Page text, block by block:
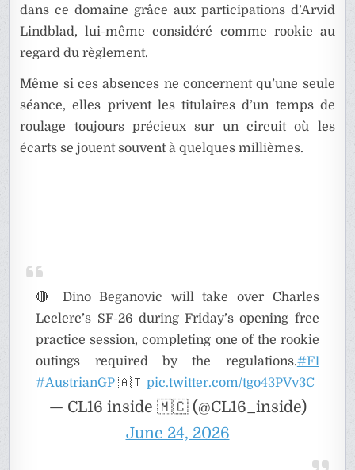
dans ce domaine grâce aux participations d’Arvid
Lindblad, lui-même considéré comme rookie au
regard du règlement.
Même si ces absences ne concernent qu’une seule
séance, elles privent les titulaires d’un temps de
roulage toujours précieux sur un circuit où les
écarts se jouent souvent à quelques millièmes.
🔴 Dino Beganovic will take over Charles
Leclerc’s SF-26 during Friday’s opening free
practice session, completing one of the rookie
outings required by the regulations.#F1
#AustrianGP 🇦🇹pic.twitter.com/tgo43PVv3C
— CL16 inside 🇲🇨 (@CL16_inside)
June 24, 2026